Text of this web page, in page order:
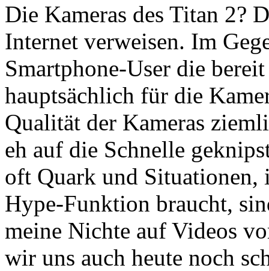
Die Kameras des Titan 2?
Internet verweisen. Im
Smartphone-User die
hauptsächlich für die
Qualität der Kameras
eh auf die Schnelle
oft Quark und Situationen,
Hype-Funktion braucht,
meine Nichte auf Videos
wir uns auch heute noch